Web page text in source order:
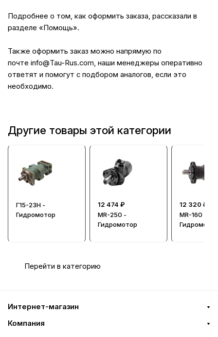
Подробнее о том, как оформить заказа, рассказали в
разделе «Помощь».
Также оформить заказ можно напрямую по
почте info@Tau-Rus.com, наши менеджеры оперативно
ответят и помогут с подбором аналогов, если это
необходимо.
Другие товары этой категории
Г15-23Н -
Гидромотор
12 474 ₽
MR-250 -
Гидромотор
12 320 ₽
MR-160 -
Перейти в категорию
Интернет-магазин
Компания